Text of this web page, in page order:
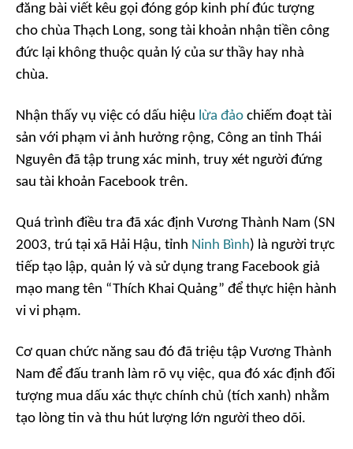
đăng bài viết kêu gọi đóng góp kinh phí đúc tượng
cho chùa Thạch Long, song tài khoản nhận tiền công
đức lại không thuộc quản lý của sư thầy hay nhà
chùa.
Nhận thấy vụ việc có dấu hiệu lừa đảo chiếm đoạt tài
sản với phạm vi ảnh hưởng rộng, Công an tỉnh Thái
Nguyên đã tập trung xác minh, truy xét người đứng
sau tài khoản Facebook trên.
Quá trình điều tra đã xác định Vương Thành Nam (SN
2003, trú tại xã Hải Hậu, tỉnh Ninh Bình) là người trực
tiếp tạo lập, quản lý và sử dụng trang Facebook giả
mạo mang tên “Thích Khai Quảng” để thực hiện hành
vi vi phạm.
Cơ quan chức năng sau đó đã triệu tập Vương Thành
Nam để đấu tranh làm rõ vụ việc, qua đó xác định đối
tượng mua dấu xác thực chính chủ (tích xanh) nhằm
tạo lòng tin và thu hút lượng lớn người theo dõi.